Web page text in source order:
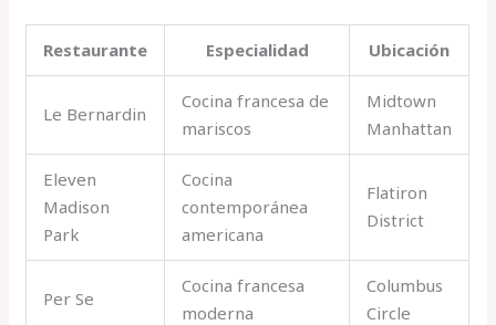
Restaurante Especialidad Ubicación
Le Bernardin
Cocina francesa de
mariscos
Midtown
Manhattan
Eleven
Madison
Park
Cocina
contemporánea
americana
Flatiron
District
Per Se
Cocina francesa
moderna
Columbus
Circle